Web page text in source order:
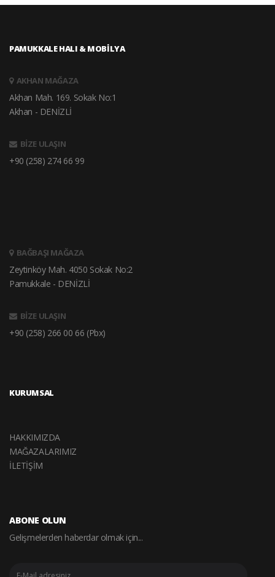
PAMUKKALE HALI & MOBİLYA
AKHAN MAĞAZA
Akhan Mah. 169. Sokak No:1
Akhan - DENİZLİ
BİZE ULAŞIN
+90 (258) 274 66 99
BAĞBAŞI MAĞAZA
Zeytinköy Mah. 4050 Sokak No:2
Pamukkale - DENİZLİ
BİZE ULAŞIN
+90 (258) 266 00 66 (Pbx)
KURUMSAL
HAKKIMIZDA
MAĞAZALARIMIZ
İLETİŞİM
ABONE OLUN
Gelişmelerden haberdar olmak için...